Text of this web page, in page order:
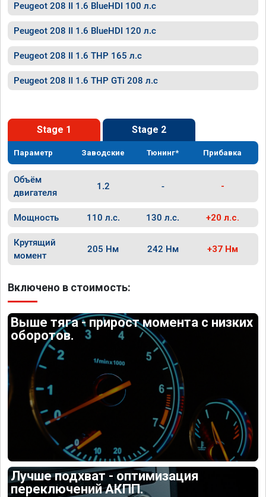
Peugeot 208 II 1.6 BlueHDI 100 л.с
Peugeot 208 II 1.6 BlueHDI 120 л.с
Peugeot 208 II 1.6 THP 165 л.с
Peugeot 208 II 1.6 THP GTi 208 л.с
Stage 1 Stage 2
Параметр Заводские Тюнинг* Прибавка
Объём
двигателя
1.2 - -
Мощность 110 л.с. 130 л.с. +20 л.с.
Крутящий
момент
205 Нм 242 Нм +37 Нм
Включено в стоимость:
Выше тяга - прирост момента с низких
оборотов.
Лучше подхват - оптимизация
переключений АКПП.